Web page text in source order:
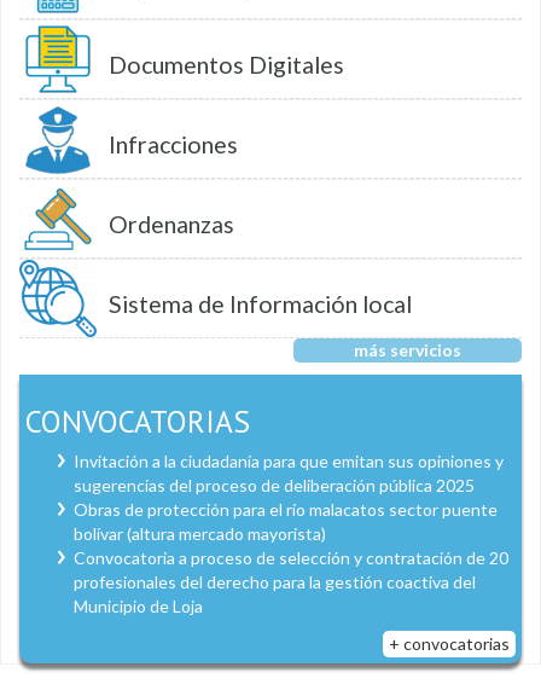
Documentos Digitales
Infracciones
Ordenanzas
Sistema de Información local
más servicios
CONVOCATORIAS
Invitación a la ciudadanía para que emitan sus opiniones y
sugerencias del proceso de deliberación pública 2025
Obras de protección para el río malacatos sector puente
bolívar (altura mercado mayorista)
Convocatoria a proceso de selección y contratación de 20
profesionales del derecho para la gestión coactiva del
Municipio de Loja
+ convocatorias